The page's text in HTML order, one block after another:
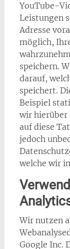
YouTube-
Leistungen
Adresse
möglich,
speichern.
darauf,
speichert.
Beispiel
wir hierüber
auf diese
jedoch
welche wir
Wir nutzen
Google Inc.